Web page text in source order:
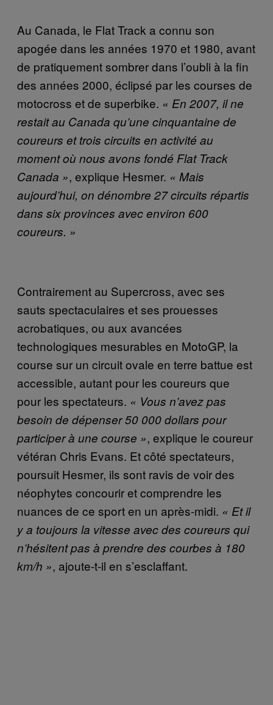
Au Canada, le Flat Track a connu son
apogée dans les années 1970 et 1980, avant
de pratiquement sombrer dans l’oubli à la fin
des années 2000, éclipsé par les courses de
motocross et de superbike. « En 2007, il ne
restait au Canada qu’une cinquantaine de
coureurs et trois circuits en activité au
moment où nous avons fondé Flat Track
Canada », explique Hesmer. « Mais
aujourd’hui, on dénombre 27 circuits répartis
dans six provinces avec environ 600
coureurs. »
Contrairement au Supercross, avec ses
sauts spectaculaires et ses prouesses
acrobatiques, ou aux avancées
technologiques mesurables en MotoGP, la
course sur un circuit ovale en terre battue est
accessible, autant pour les coureurs que
pour les spectateurs. « Vous n’avez pas
besoin de dépenser 50 000 dollars pour
participer à une course », explique le coureur
vétéran Chris Evans. Et côté spectateurs,
poursuit Hesmer, ils sont ravis de voir des
néophytes concourir et comprendre les
nuances de ce sport en un après-midi. « Et il
y a toujours la vitesse avec des coureurs qui
n’hésitent pas à prendre des courbes à 180
km/h », ajoute-t-il en s’esclaffant.